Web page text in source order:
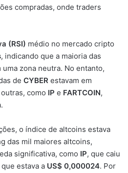
compradas, onde traders
(RSI) médio no mercado cripto
, indicando que a maioria das
zona neutra. No entanto,
de CYBER estavam em
como IP e FARTCOIN,
o índice de altcoins estava
das mil maiores altcoins,
significativa, como IP, que caiu
que estava a US$ 0,000024. Por